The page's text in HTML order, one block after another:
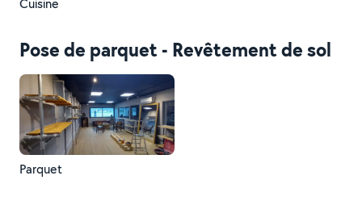
Cuisine
Pose de parquet - Revêtement de sol
Parquet